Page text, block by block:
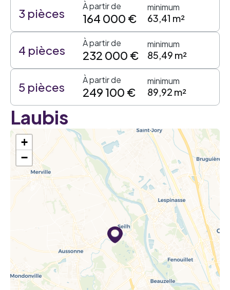
3 pièces
À partir de
164 000 €
minimum
63,41 m²
4 pièces
À partir de
232 000 €
minimum
85,49 m²
5 pièces
À partir de
249 100 €
minimum
89,92 m²
Laubis
+
−